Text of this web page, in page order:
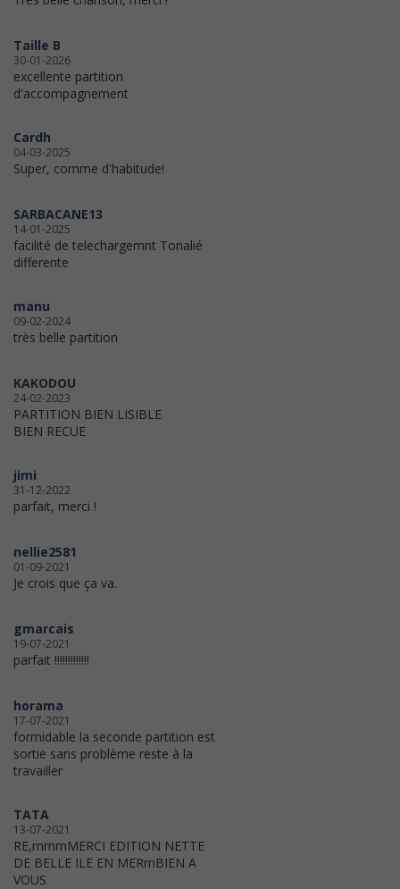
Taille B
30-01-2026
excellente partition
d'accompagnement
Cardh
04-03-2025
Super, comme d'habitude!
SARBACANE13
14-01-2025
facilité de telechargemnt Tonalié
differente
manu
09-02-2024
très belle partition
KAKODOU
24-02-2023
PARTITION BIEN LISIBLE
BIEN RECUE
jimi
31-12-2022
parfait, merci !
nellie2581
01-09-2021
Je crois que ça va.
gmarcais
19-07-2021
parfait !!!!!!!!!!!!!
horama
17-07-2021
formidable la seconde partition est
sortie sans problème reste à la
travailler
TATA
13-07-2021
RE,rnrnrnMERCI EDITION NETTE
DE BELLE ILE EN MERrnBIEN A
VOUS